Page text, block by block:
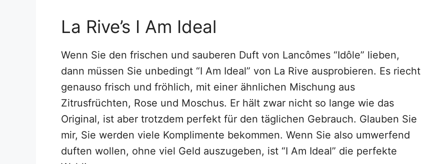
La Rive’s I Am Ideal
Wenn Sie den frischen und sauberen Duft von Lancômes “Idôle” lieben,
dann müssen Sie unbedingt “I Am Ideal” von La Rive ausprobieren. Es riecht
genauso frisch und fröhlich, mit einer ähnlichen Mischung aus
Zitrusfrüchten, Rose und Moschus. Er hält zwar nicht so lange wie das
Original, ist aber trotzdem perfekt für den täglichen Gebrauch. Glauben Sie
mir, Sie werden viele Komplimente bekommen. Wenn Sie also umwerfend
duften wollen, ohne viel Geld auszugeben, ist “I Am Ideal” die perfekte